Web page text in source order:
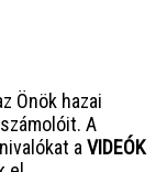
Önök hazai
A
a VIDEÓK